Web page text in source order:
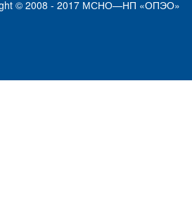
© 2008 - 2017 МСНО—НП «ОПЭО»